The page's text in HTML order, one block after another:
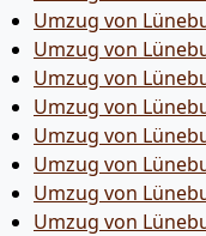
Umzug von
Umzug von
Umzug von
Umzug von
Umzug von
Umzug von
Umzug von
Umzug von